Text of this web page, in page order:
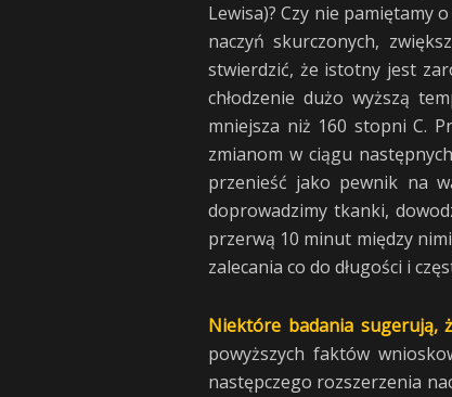
Lewisa)? Czy nie pamiętamy
naczyń skurczonych,
stwierdzić, że istotny jest
chłodzenie dużo wyższą
mniejsza niż 160 stopni C.
zmianom w ciągu
przenieść jako pewnik na
doprowadzimy tkanki,
przerwą 10 minut między
zalecania co do długości i
Niektóre badania sugerują,
powyższych faktów
następczego rozszerzenia